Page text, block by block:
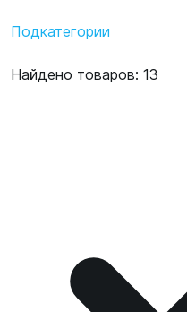
Подкатегории
Найдено товаров: 13